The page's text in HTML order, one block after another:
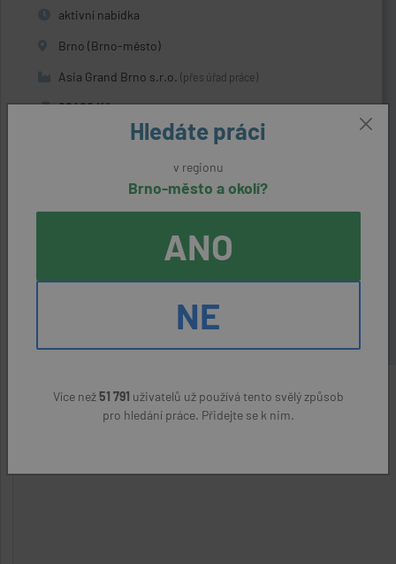
aktivní nabídka
Brno (Brno-město)
Asia Grand Brno s.r.o. (přes úřad práce)
22400 Kč
Kurýři - doručovatelé balíků a jídla
Hledáte práci
v regionu
Brno-město a okolí?
ANO
NE
Více než51 791 uživatelů už používá tento svělý způsob
pro hledání práce. Přidejte se k nim.